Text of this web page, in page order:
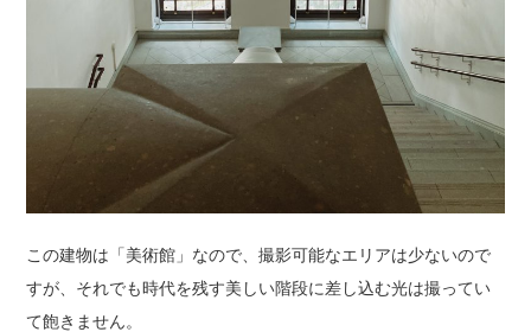
この建物は「美術館」なので、撮影可能なエリアは少ないので
すが、それでも時代を残す美しい階段に差し込む光は撮ってい
て飽きません。